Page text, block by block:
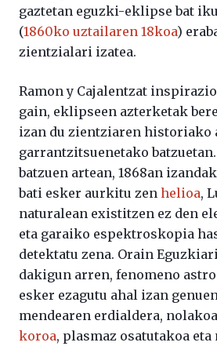
gaztetan eguzki-eklipse bat
(1860ko uztailaren 18koa)
zientzialari izatea.
Ramon y Cajalentzat
gain, eklipseen azterketak
izan du zientziaren historiako
garrantzitsuenetako
batzuen artean, 1868an
bati esker aurkitu zen helioa,
naturalean existitzen ez den
eta garaiko espektroskopia
detektatu zena. Orain
dakigun arren, fenomeno
esker ezagutu ahal izan
mendearen erdialdera,
koroa, plasmaz osatutakoa